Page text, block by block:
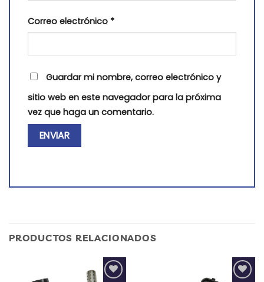
Correo electrónico *
Guardar mi nombre, correo electrónico y
sitio web en este navegador para la próxima
vez que haga un comentario.
PRODUCTOS RELACIONADOS